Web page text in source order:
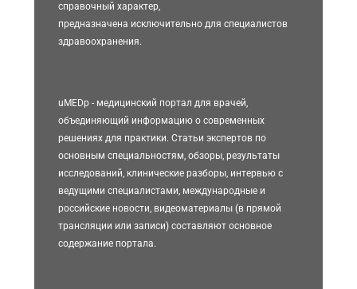
справочный характер,
предназначена исключительно для специалистов
здравоохранения.
uMEDp - медицинский портал для врачей,
объединяющий информацию о современных
решениях для практики. Статьи экспертов по
основным специальностям, обзоры, результаты
исследований, клинические разборы, интервью с
ведущими специалистами, международные и
российские новости, видеоматериалы (в прямой
трансляции или записи) составляют основное
содержание портала.